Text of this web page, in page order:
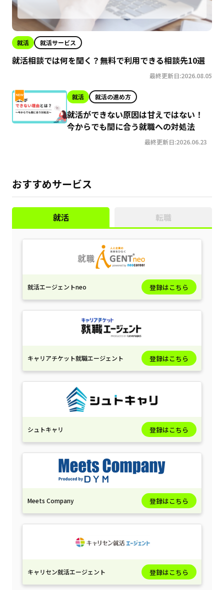
就活 就活サービス
就活相談では何を聞く？無料で利用できる相談先10選
最終更新日:2026.08.05
就活 就活の進め方
就活ができない原因は甘えではない！
今からでも間に合う就職への対処法
最終更新日:2026.06.23
おすすめサービス
就活 転職
就活エージェントneo 登録はこちら
キャリアチケット就職エージェント 登録はこちら
シュトキャリ 登録はこちら
Meets Company 登録はこちら
キャリセン就活エージェント 登録はこちら